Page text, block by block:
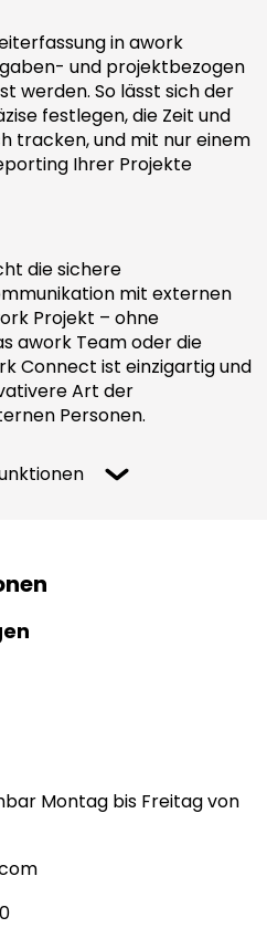
in awork
und projektbezogen
werden. So lässt sich der
festlegen, die Zeit und
tracken, und mit nur einem
Ihrer Projekte
die sichere
mit externen
Projekt – ohne
awork Team oder die
Connect ist einzigartig und
Art der
Personen.
Montag bis Freitag von